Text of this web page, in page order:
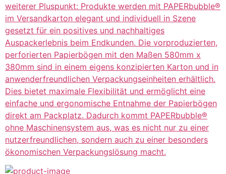
weiterer Pluspunkt: Produkte werden mit PAPERbubble®
im Versandkarton elegant und individuell in Szene
gesetzt für ein positives und nachhaltiges
Auspackerlebnis beim Endkunden. Die vorproduzierten,
perforierten Papierbögen mit den Maßen 580mm x
380mm sind in einem eigens konzipierten Karton und in
anwenderfreundlichen Verpackungseinheiten erhältlich.
Dies bietet maximale Flexibilität und ermöglicht eine
einfache und ergonomische Entnahme der Papierbögen
direkt am Packplatz. Dadurch kommt PAPERbubble®
ohne Maschinensystem aus, was es nicht nur zu einer
nutzerfreundlichen, sondern auch zu einer besonders
ökonomischen Verpackungslösung macht.